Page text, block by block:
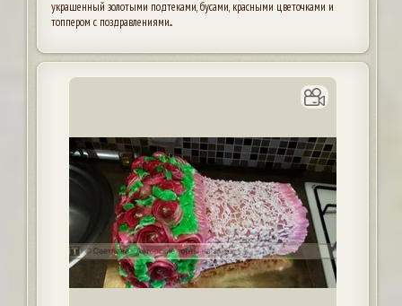
украшенный золотыми подтеками, бусами, красными цветочками и
топпером с поздравлениями...